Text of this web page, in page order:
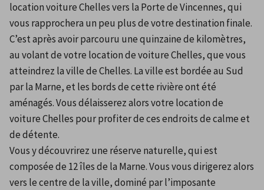
location voiture Chelles vers la Porte de Vincennes, qui
vous rapprochera un peu plus de votre destination finale.
C’est après avoir parcouru une quinzaine de kilomètres,
au volant de votre location de voiture Chelles, que vous
atteindrez la ville de Chelles. La ville est bordée au Sud
par la Marne, et les bords de cette rivière ont été
aménagés. Vous délaisserez alors votre location de
voiture Chelles pour profiter de ces endroits de calme et
de détente.
Vous y découvrirez une réserve naturelle, qui est
composée de 12 îles de la Marne. Vous vous dirigerez alors
vers le centre de la ville, dominé par l’imposante